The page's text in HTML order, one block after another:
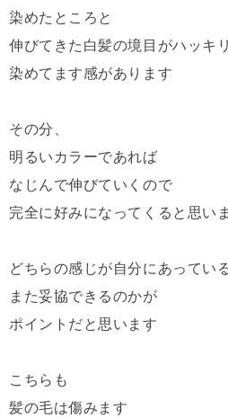
染めたところと
伸びてきた白髪の境目がハッキ
染めてます感があります
その分、
明るいカラーであれば
なじんで伸びていくので
完全に好みになってくると思い
どちらの感じが自分にあってい
また妥協できるのかが
ポイントだと思います
こちらも
髪の毛は傷みます